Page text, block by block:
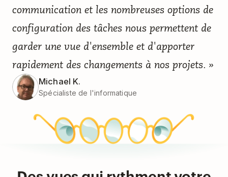
communication et les nombreuses options de
configuration des tâches nous permettent de
garder une vue d'ensemble et d'apporter
rapidement des changements à nos projets. »
Michael K.
Spécialiste de l'informatique